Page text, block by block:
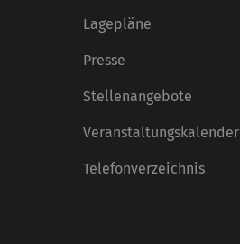
Lagepläne
Presse
Stellenangebote
Veranstaltungskalender
Telefonverzeichnis